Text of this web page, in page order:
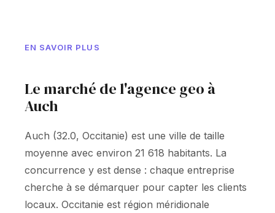
EN SAVOIR PLUS
Le marché de l'agence geo à
Auch
Auch (32.0, Occitanie) est une ville de taille
moyenne avec environ 21 618 habitants. La
concurrence y est dense : chaque entreprise
cherche à se démarquer pour capter les clients
locaux. Occitanie est région méridionale